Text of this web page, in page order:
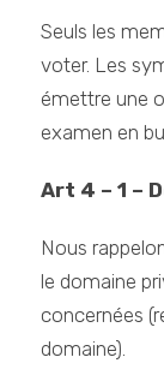
Seuls les
voter. Les
émettre une
examen en
Art 4 – 1 –
Nous
le domaine
concernées
domaine).